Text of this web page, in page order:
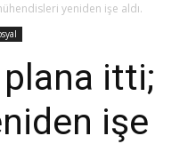
yeniden işe aldı.
plana itti;
işe